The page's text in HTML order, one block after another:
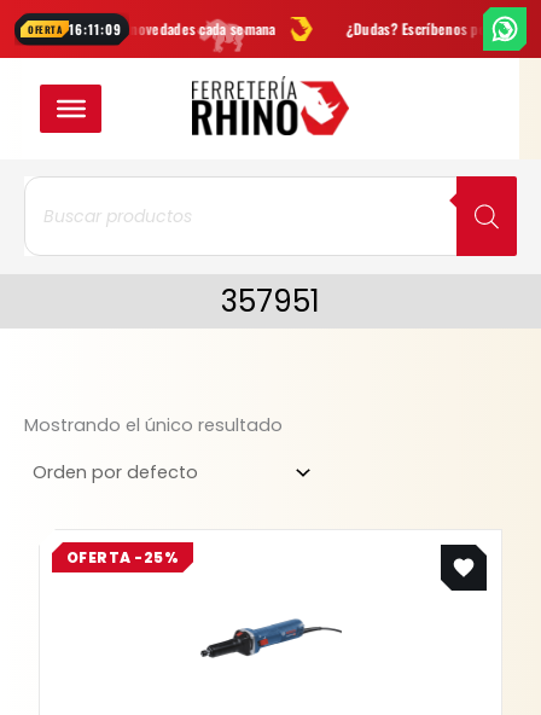
OFERTA 16:11:09
Ofertasy novedades cada semana ¿Dudas? Escríbenos porWhatsApp
Búsqueda
productos
357951
Mostrando el único resultado
OFERTA -25%